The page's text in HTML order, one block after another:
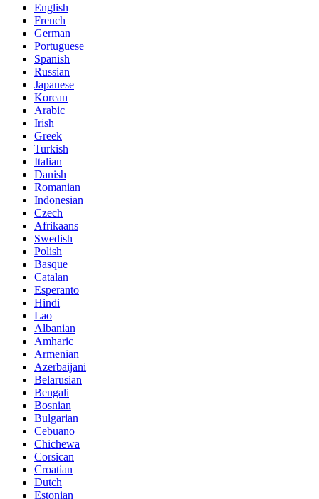
English
French
German
Portuguese
Spanish
Russian
Japanese
Korean
Arabic
Irish
Greek
Turkish
Italian
Danish
Romanian
Indonesian
Czech
Afrikaans
Swedish
Polish
Basque
Catalan
Esperanto
Hindi
Lao
Albanian
Amharic
Armenian
Azerbaijani
Belarusian
Bengali
Bosnian
Bulgarian
Cebuano
Chichewa
Corsican
Croatian
Dutch
Estonian